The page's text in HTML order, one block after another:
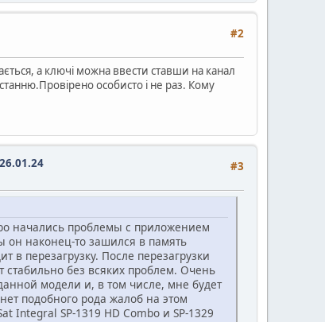
#2
а ключі можна ввести ставши на канал
особисто і не раз. Кому
#3
начались проблемы с приложением
он наконец-то зашился в память
в перезагрузку. После перезагрузки
стабильно без всяких проблем. Очень
модели и, в том числе, мне будет
подобного рода жалоб на этом
Integral SP-1319 HD Combo и SP-1329